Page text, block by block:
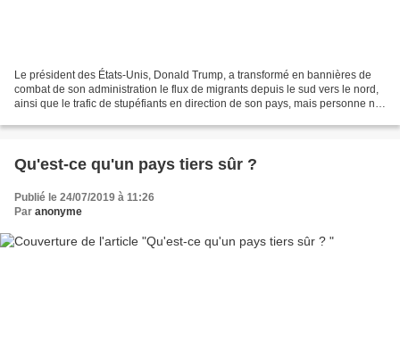
Le président des États-Unis, Donald Trump, a transformé en bannières de
combat de son administration le flux de migrants depuis le sud vers le nord,
ainsi que le trafic de stupéfiants en direction de son pays, mais personne ne
Qu'est-ce qu'un pays tiers sûr ?
Publié le 24/07/2019 à 11:26
Par anonyme